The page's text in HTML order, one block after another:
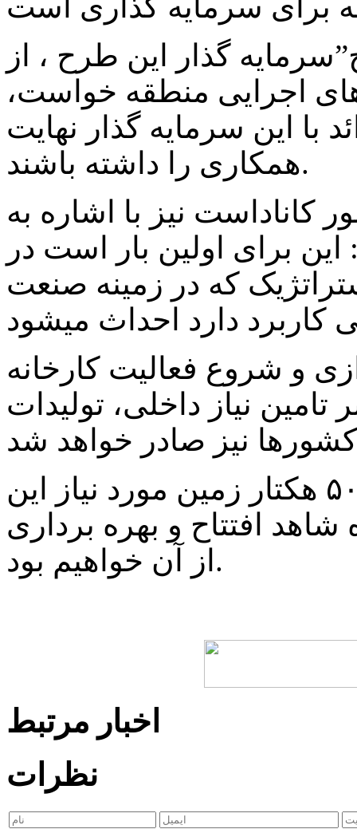
گذار این طرح ، از
اجرایی منطقه خواست،
این سرمایه گذار نهایت
همکاری را داشته باشند.
نیز با اشاره به
برای اولین بار است در
که در زمینه صنعت
و شروع فعالیت کارخانه
نیاز داخلی، تولیدات
به گفته وی در صورت تامین ۵۰ هکتار زمین مورد نیاز این
شاهد افتتاح و بهره برداری
از آن خواهیم بود.
اخبار مرتبط
نظرات